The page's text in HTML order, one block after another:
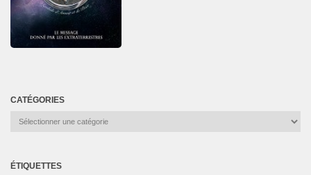
CATÉGORIES
Catégories
ÉTIQUETTES